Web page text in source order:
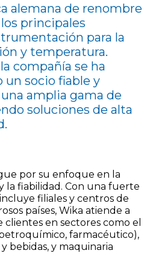
alemana de renombre
principales
para la
y temperatura.
compañía se ha
un socio fiable y
amplia gama de
soluciones de alta
por su enfoque en la
la fiabilidad. Con una fuerte
filiales y centros de
países, Wika atiende a
clientes en sectores como el
farmacéutico),
bebidas, y maquinaria